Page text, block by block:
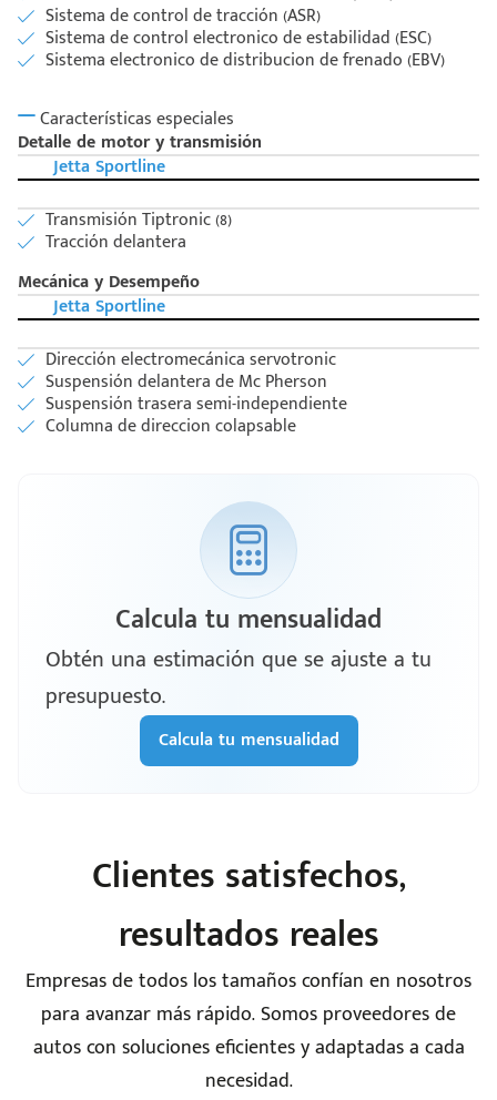
Sistema de control de tracción (ASR)
Sistema de control electronico de estabilidad (ESC)
Sistema electronico de distribucion de frenado (EBV)
Características especiales
Detalle de motor y transmisión
Jetta Sportline
Transmisión Tiptronic (8)
Tracción delantera
Mecánica y Desempeño
Jetta Sportline
Dirección electromecánica servotronic
Suspensión delantera de Mc Pherson
Suspensión trasera semi-independiente
Columna de direccion colapsable
Calcula tu mensualidad
Obtén una estimación que se ajuste a tu
presupuesto.
Calcula tu mensualidad
Clientes satisfechos,
resultados reales
Empresas de todos los tamaños confían en nosotros
para avanzar más rápido. Somos proveedores de
autos con soluciones eficientes y adaptadas a cada
necesidad.